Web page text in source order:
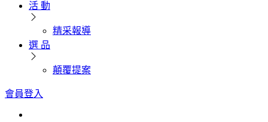
活 動
精采報導
選 品
顛覆提案
會員登入